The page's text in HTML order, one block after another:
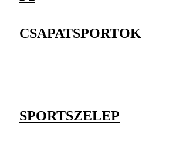
CSAPATSPORTOK
SPORTSZELEP